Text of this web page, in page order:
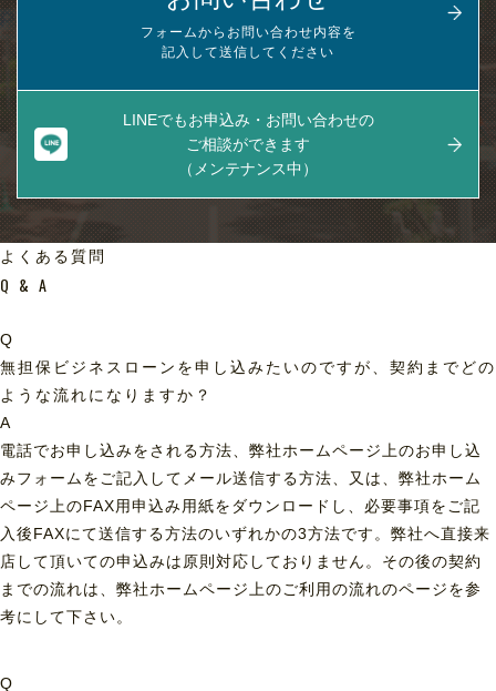
フォームからお問い合わせ内容を
記入して送信してください
LINEでもお申込み・お問い合わせの
ご相談ができます
（メンテナンス中）
よくある質問
Q & A
Q
無担保ビジネスローンを申し込みたいのですが、契約までどの
ような流れになりますか？
A
電話でお申し込みをされる方法、弊社ホームページ上のお申し込
みフォームをご記入してメール送信する方法、又は、弊社ホーム
ページ上のFAX用申込み用紙をダウンロードし、必要事項をご記
入後FAXにて送信する方法のいずれかの3方法です。弊社へ直接来
店して頂いての申込みは原則対応しておりません。その後の契約
までの流れは、弊社ホームページ上のご利用の流れのページを参
考にして下さい。
Q